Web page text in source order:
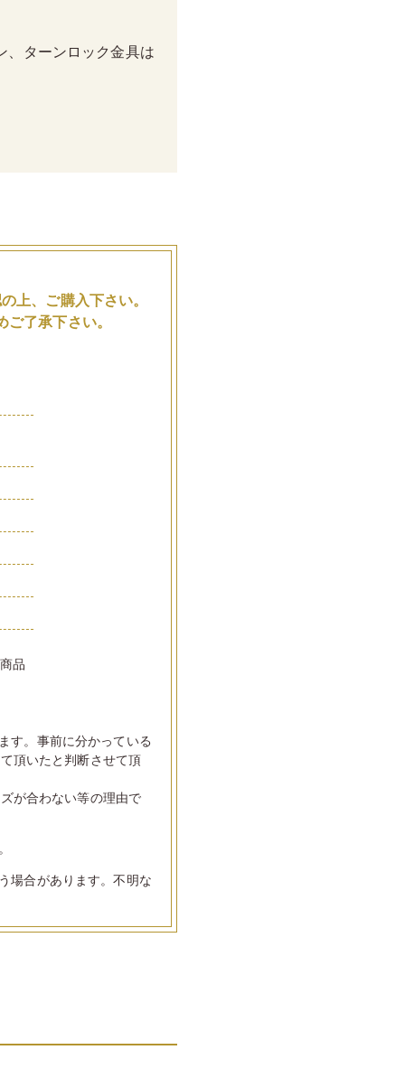
、ターンロック金具は
上、ご購入下さい。
了承下さい。
品
す。事前に分かっている
頂いたと判断させて頂
が合わない等の理由で
場合があります。不明な